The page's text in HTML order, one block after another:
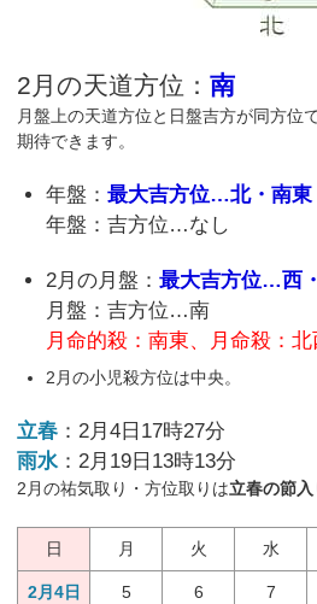
2月の天道方位：南
月盤上の天道方位と日盤吉方が同方位
期待できます。
年盤：最大吉方位…北・南東
年盤：吉方位…なし
2月の月盤：最大吉方位…西
月盤：吉方位…南
月命的殺：南東、月命殺：北
2月の小児殺方位は中央。
立春 ：2月4日17時27分
雨水 ：2月19日13時13分
2月の祐気取り・方位取りは立春の節
日 月 火 水
2月4日
5
6
7